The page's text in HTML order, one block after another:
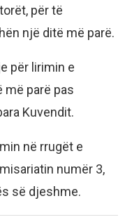
për të
një ditë më parë.
për lirimin e
më parë pas
Kuvendit.
në rrugët e
numër 3,
së djeshme.